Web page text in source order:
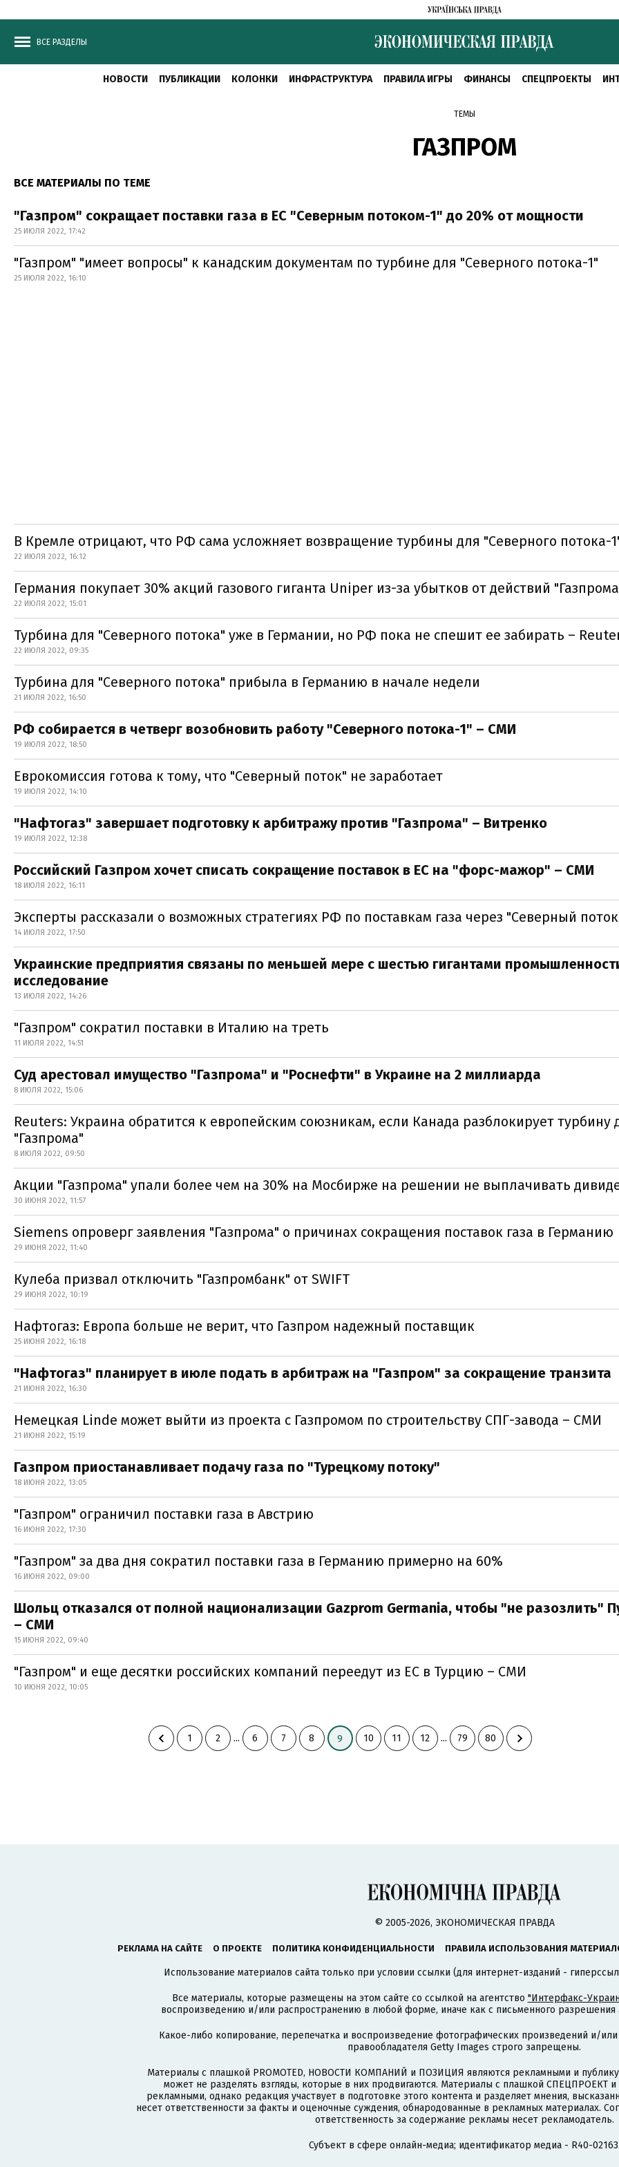
ВСЕ РАЗДЕЛЫ
НОВОСТИ ПУБЛИКАЦИИ КОЛОНКИ ИНФРАСТРУКТУРА ПРАВИЛА ИГРЫ ФИНАНСЫ СПЕЦПРОЕКТЫ
ТЕМЫ
ГАЗПРОМ
ВСЕ МАТЕРИАЛЫ ПО ТЕМЕ
"Газпром" сокращает поставки газа в ЕС "Северным потоком-1" до 20% от мощности
25 ИЮЛЯ 2022, 17:42
"Газпром" "имеет вопросы" к канадским документам по турбине для "Северного потока-1"
25 ИЮЛЯ 2022, 16:10
В Кремле отрицают, что РФ сама усложняет возвращение турбины для "Северного потока-
22 ИЮЛЯ 2022, 16:12
Германия покупает 30% акций газового гиганта Uniper из-за убытков от действий
22 ИЮЛЯ 2022, 15:01
Турбина для "Северного потока" уже в Германии, но РФ пока не спешит ее забирать –
22 ИЮЛЯ 2022, 09:35
Турбина для "Северного потока" прибыла в Германию в начале недели
21 ИЮЛЯ 2022, 16:50
РФ собирается в четверг возобновить работу "Северного потока-1" – СМИ
19 ИЮЛЯ 2022, 18:50
Еврокомиссия готова к тому, что "Северный поток" не заработает
19 ИЮЛЯ 2022, 14:10
"Нафтогаз" завершает подготовку к арбитражу против "Газпрома" – Витренко
19 ИЮЛЯ 2022, 12:38
Российский Газпром хочет списать сокращение поставок в ЕС на "форс-мажор" – СМИ
18 ИЮЛЯ 2022, 16:11
Эксперты рассказали о возможных стратегиях РФ по поставкам газа через "Северный
14 ИЮЛЯ 2022, 17:50
Украинские предприятия связаны по меньшей мере с шестью гигантами
исследование
13 ИЮЛЯ 2022, 14:26
"Газпром" сократил поставки в Италию на треть
11 ИЮЛЯ 2022, 14:51
Суд арестовал имущество "Газпрома" и "Роснефти" в Украине на 2 миллиарда
8 ИЮЛЯ 2022, 15:06
Reuters: Украина обратится к европейским союзникам, если Канада разблокирует турбину
"Газпрома"
8 ИЮЛЯ 2022, 09:50
Акции "Газпрома" упали более чем на 30% на Мосбирже на решении не выплачивать
30 ИЮНЯ 2022, 11:57
Siemens опроверг заявления "Газпрома" о причинах сокращения поставок газа в Германию
29 ИЮНЯ 2022, 11:40
Кулеба призвал отключить "Газпромбанк" от SWIFT
29 ИЮНЯ 2022, 10:19
Нафтогаз: Европа больше не верит, что Газпром надежный поставщик
25 ИЮНЯ 2022, 16:18
"Нафтогаз" планирует в июле подать в арбитраж на "Газпром" за сокращение транзита
21 ИЮНЯ 2022, 16:30
Немецкая Linde может выйти из проекта с Газпромом по строительству СПГ-завода – СМИ
21 ИЮНЯ 2022, 15:19
Газпром приостанавливает подачу газа по "Турецкому потоку"
18 ИЮНЯ 2022, 13:05
"Газпром" ограничил поставки газа в Австрию
16 ИЮНЯ 2022, 17:30
"Газпром" за два дня сократил поставки газа в Германию примерно на 60%
16 ИЮНЯ 2022, 09:00
Шольц отказался от полной национализации Gazprom Germania, чтобы "не разозлить"
– СМИ
15 ИЮНЯ 2022, 09:40
"Газпром" и еще десятки российских компаний переедут из ЕС в Турцию – СМИ
10 ИЮНЯ 2022, 10:05
1 2 ... 6 7 8 9 10 11 12 ... 79 80
© 2005-2026, ЭКОНОМИЧЕСКАЯ ПРАВДА
РЕКЛАМА НА САЙТЕ О ПРОЕКТЕ ПОЛИТИКА КОНФИДЕНЦИАЛЬНОСТИ ПРАВИЛА ИСПОЛЬЗОВАНИЯ
Использование материалов сайта только при условии ссылки (для интернет-изданий -
Все материалы, которые размещены на этом сайте со ссылкой на агентство "Интерфакс-
воспроизведению и/или распространению в любой форме, иначе как с письменного разрешения
Какое-либо копирование, перепечатка и воспроизведение фотографических произведений и/
правообладателя Getty Images строго запрещены.
Материалы с плашкой PROMOTED, НОВОСТИ КОМПАНИЙ и ПОЗИЦИЯ являются рекламными и
может не разделять взгляды, которые в них продвигаются. Материалы с плашкой СПЕЦПРОЕКТ
рекламными, однако редакция участвует в подготовке этого контента и разделяет мнения,
несет ответственности за факты и оценочные суждения, обнародованные в рекламных материалах.
ответственность за содержание рекламы несет рекламодатель.
Субъект в сфере онлайн-медиа; идентификатор медиа - R40-02163.